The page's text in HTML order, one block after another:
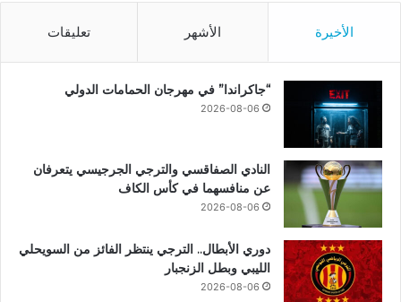
الأخيرة الأشهر تعليقات
“جاكراندا” في مهرجان الحمامات الدولي
2026-08-06
النادي الصفاقسي والترجي الجرجيسي يتعرفان
عن منافسهما في كأس الكاف
2026-08-06
دوري الأبطال.. الترجي ينتظر الفائز من السويحلي
الليبي وبطل الزنجبار
2026-08-06